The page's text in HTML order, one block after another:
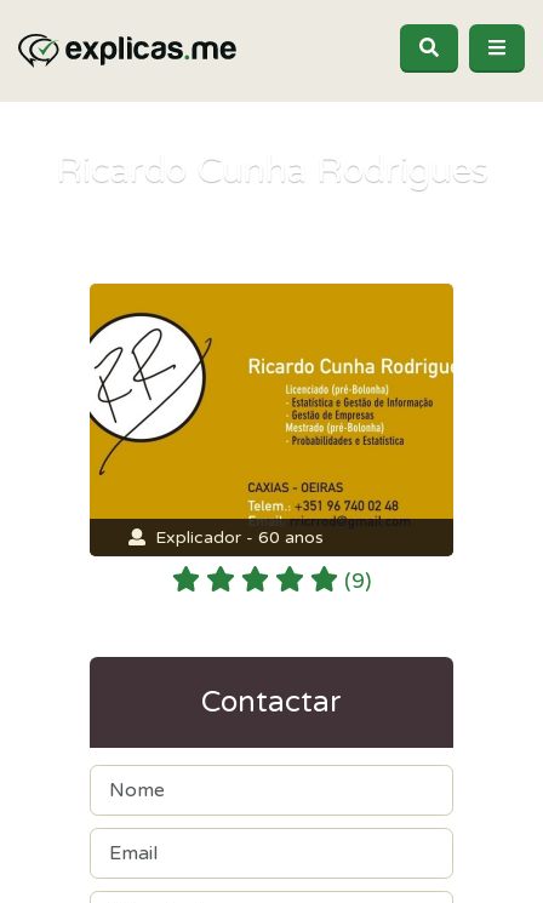
Ricardo Cunha Rodrigues
Explicador - 60 anos
(9)
Contactar